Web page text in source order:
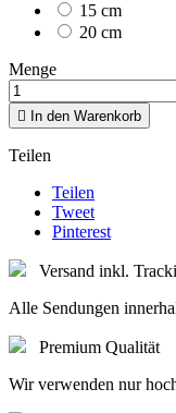
15 cm
20 cm
Menge
 In den Warenkorb
Teilen
Teilen
Tweet
Pinterest
Versand inkl.
Alle Sendungen
Premium Qualität
Wir verwenden nur